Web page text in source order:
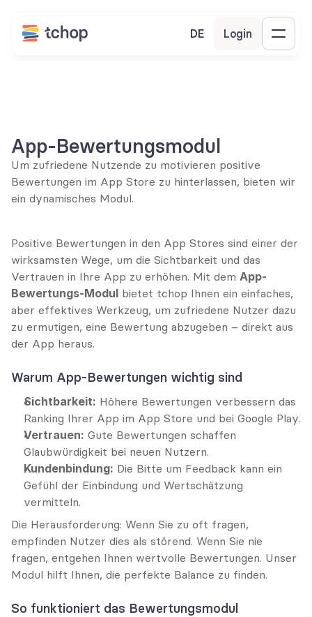
DE Login
App-Bewertungsmodul
Um zufriedene Nutzende zu motivieren positive
Bewertungen im App Store zu hinterlassen, bieten wir
ein dynamisches Modul.
Positive Bewertungen in den App Stores sind einer der
wirksamsten Wege, um die Sichtbarkeit und das
Vertrauen in Ihre App zu erhöhen. Mit dem App-
Bewertungs-Modul bietet tchop Ihnen ein einfaches,
aber effektives Werkzeug, um zufriedene Nutzer dazu
zu ermutigen, eine Bewertung abzugeben – direkt aus
der App heraus.
Warum App-Bewertungen wichtig sind
Sichtbarkeit: Höhere Bewertungen verbessern das
Ranking Ihrer App im App Store und bei Google Play.
Vertrauen: Gute Bewertungen schaffen
Glaubwürdigkeit bei neuen Nutzern.
Kundenbindung: Die Bitte um Feedback kann ein
Gefühl der Einbindung und Wertschätzung
vermitteln.
Die Herausforderung: Wenn Sie zu oft fragen,
empfinden Nutzer dies als störend. Wenn Sie nie
fragen, entgehen Ihnen wertvolle Bewertungen. Unser
Modul hilft Ihnen, die perfekte Balance zu finden.
So funktioniert das Bewertungsmodul